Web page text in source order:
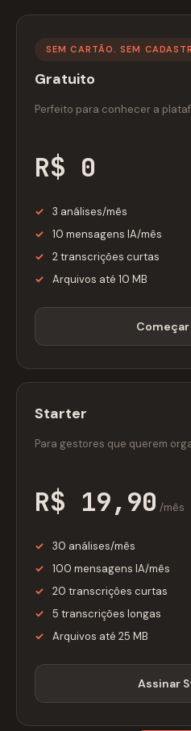
SEM CARTÃO. SEM
Gratuito
Perfeito para conhecer a
R$ 0
3 análises/mês
10 mensagens IA/mês
2 transcrições curtas
Arquivos até 10 MB
Starter
Para gestores que querem
R$ 19,90 /mês
30 análises/mês
100 mensagens IA/mês
20 transcrições curtas
5 transcrições longas
Arquivos até 25 MB
Assinar